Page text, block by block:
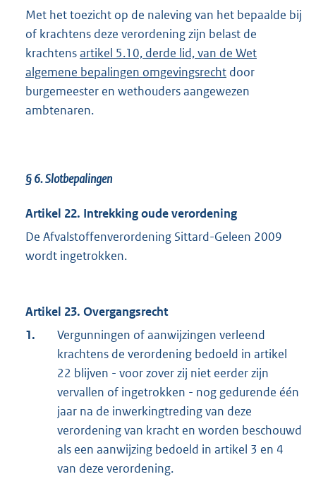
Met het toezicht op de naleving van het bepaalde bij
of krachtens deze verordening zijn belast de
krachtensartikel 5.10, derde lid, van de Wet
algemene bepalingen omgevingsrecht door
burgemeester en wethouders aangewezen
ambtenaren.
§ 6.Slotbepalingen
Artikel 22. Intrekking oude verordening
De Afvalstoffenverordening Sittard-Geleen 2009
wordt ingetrokken.
Artikel 23. Overgangsrecht
1.
Vergunningen of aanwijzingen verleend
krachtens de verordening bedoeld in artikel
22 blijven - voor zover zij niet eerder zijn
vervallen of ingetrokken - nog gedurende één
jaar na de inwerkingtreding van deze
verordening van kracht en worden beschouwd
als een aanwijzing bedoeld in artikel 3 en 4
van deze verordening.